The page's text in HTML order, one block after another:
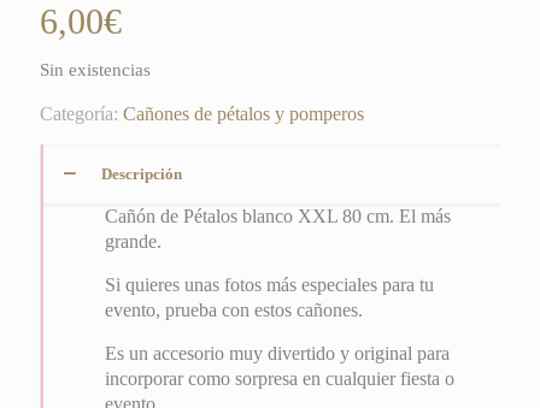
6,00€
Sin existencias
Categoría: Cañones de pétalos y pomperos
Descripción
Cañón de Pétalos blanco XXL 80 cm. El más
grande.
Si quieres unas fotos más especiales para tu
evento, prueba con estos cañones.
Es un accesorio muy divertido y original para
incorporar como sorpresa en cualquier fiesta o
evento.